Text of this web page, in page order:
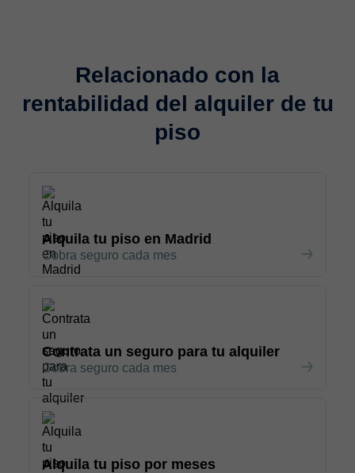
Relacionado con la
rentabilidad del alquiler de tu
piso
Alquila tu piso en Madrid
Cobra seguro cada mes
Contrata un seguro para tu alquiler
Cobra seguro cada mes
Alquila tu piso por meses